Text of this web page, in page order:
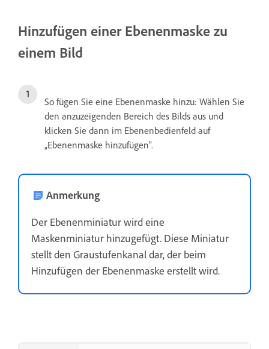
Hinzufügen einer Ebenenmaske zu
einem Bild
So fügen Sie eine Ebenenmaske hinzu: Wählen Sie
den anzuzeigenden Bereich des Bilds aus und
klicken Sie dann im Ebenenbedienfeld auf
„Ebenenmaske hinzufügen“.
Anmerkung
Der Ebenenminiatur wird eine
Maskenminiatur hinzugefügt. Diese Miniatur
stellt den Graustufenkanal dar, der beim
Hinzufügen der Ebenenmaske erstellt wird.